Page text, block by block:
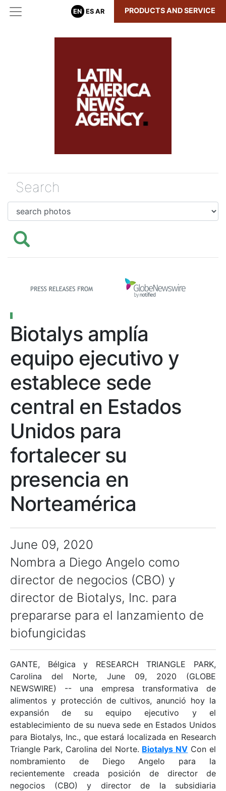
EN ES AR PRODUCTS AND SERVICE
Biotalys amplía
equipo ejecutivo y
establece sede
central en Estados
Unidos para
fortalecer su
presencia en
Norteamérica
June 09, 2020
Nombra a Diego Angelo como
director de negocios (CBO) y
director de Biotalys, Inc. para
prepararse para el lanzamiento de
biofungicidas
GANTE, Bélgica y RESEARCH TRIANGLE PARK,
Carolina del Norte, June 09, 2020 (GLOBE
NEWSWIRE) -- una empresa transformativa de
alimentos y protección de cultivos, anunció hoy la
expansión de su equipo ejecutivo y el
establecimiento de su nueva sede en Estados Unidos
para Biotalys, Inc., que estará localizada en Research
Triangle Park, Carolina del Norte. Biotalys NV Con el
nombramiento de Diego Angelo para la
recientemente creada posición de director de
negocios (CBO) y director de la subsidiaria